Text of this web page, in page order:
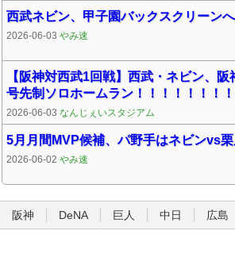
西武ネビン、甲子園バックスクリーンへ
2026-06-03 やみ速
【阪神対西武1回戦】西武・ネビン、
号先制ソロホームラン！！！！！！！
2026-06-03 なんじぇいスタジアム
5月月間MVP候補、パ野手はネビンvs
2026-06-02 やみ速
阪神 DeNA 巨人 中日 広島